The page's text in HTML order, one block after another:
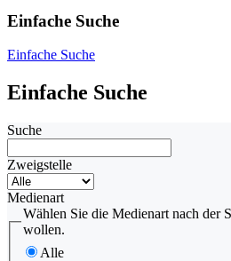
Einfache Suche
Einfache Suche
Einfache Suche
Suche
Zweigstelle
Medienart
Wählen Sie die Medienart nach der
wollen.
Alle